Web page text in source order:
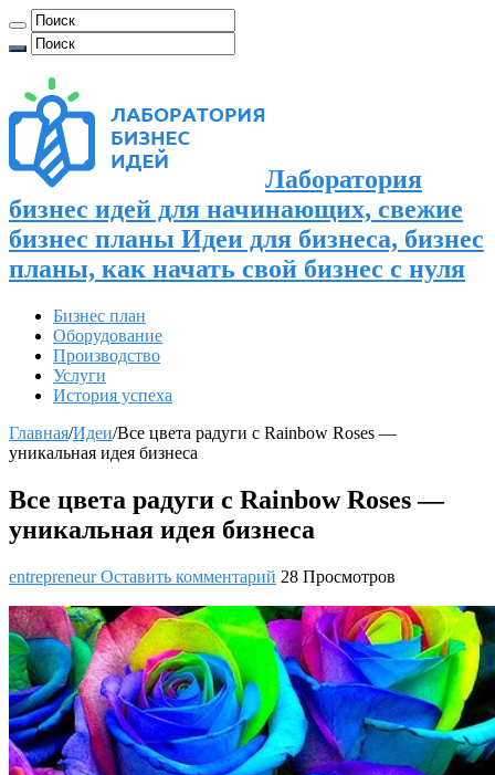
Лаборатория
бизнес идей для начинающих, свежие
бизнес планы Идеи для бизнеса, бизнес
планы, как начать свой бизнес с нуля
Бизнес план
Оборудование
Производство
Услуги
История успеха
Главная/Идеи/Все цвета радуги с Rainbow Roses —
уникальная идея бизнеса
Все цвета радуги с Rainbow Roses —
уникальная идея бизнеса
entrepreneurОставить комментарий 28 Просмотров